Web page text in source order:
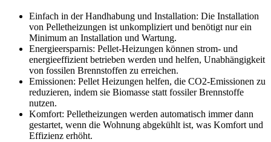
Einfach in der Handhabung und Installation: Die Installation
von Pelletheizungen ist unkompliziert und benötigt nur ein
Minimum an Installation und Wartung.
Energieersparnis: Pellet-Heizungen können strom- und
energieeffizient betrieben werden und helfen, Unabhängigkeit
von fossilen Brennstoffen zu erreichen.
Emissionen: Pellet Heizungen helfen, die CO2-Emissionen zu
reduzieren, indem sie Biomasse statt fossiler Brennstoffe
nutzen.
Komfort: Pelletheizungen werden automatisch immer dann
gestartet, wenn die Wohnung abgekühlt ist, was Komfort und
Effizienz erhöht.